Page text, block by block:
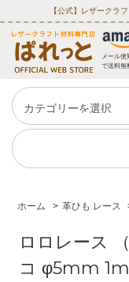
【公式】レザークラ
メール便
で送料無
ホーム > 革ひも レース
ロロレース
コ φ5mm 1m